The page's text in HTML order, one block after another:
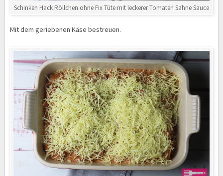
Schinken Hack Röllchen ohne Fix Tüte mit leckerer Tomaten Sahne Sauce
Mit dem geriebenen Käse bestreuen.